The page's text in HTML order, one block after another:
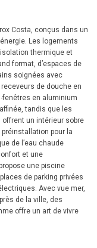
Costa, conçus dans un
Les logements
isolation thermique et
format, d’espaces de
soignées avec
de douche en
fenêtres en aluminium
tandis que les
un intérieur sobre
pour la
de l’eau chaude
et une
une piscine
de parking privées
Avec vue mer,
de la ville, des
offre un art de vivre